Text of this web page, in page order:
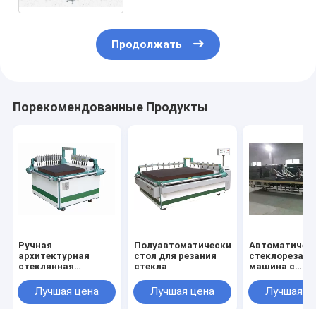
Продолжать
Порекомендованные Продукты
Ручная
архитектурная
стеклянная
Лучшая цена
Полуавтоматический
стол для резания
стекла
Лучшая цена
машина с
загрузкой и
разрывом
Лучшая